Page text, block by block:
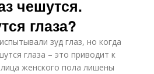
чешутся.
глаза?
зуд глаз, но когда
глаза – это приводит к
женского пола лишены